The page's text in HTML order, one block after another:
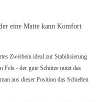
eine Matte kann Komfort
Zweibein ideal zur Stabilisierung
Fels - der gute Schütze nutzt das
aus dieser Position das Schießen